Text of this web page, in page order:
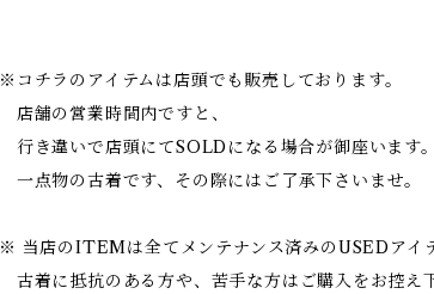
※コチラのアイテムは店頭でも販売しております。
店舗の営業時間内ですと、
行き違いで店頭にてSOLDになる場合が御座います
一点物の古着です、その際にはご了承下さいませ。
※ 当店のITEMは全てメンテナンス済みのUSEDアイ
古着に抵抗のある方や、苦手な方はご購入をお控え